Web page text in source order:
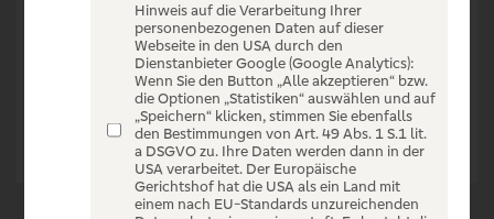
Zur Startseite
Hinweis auf die Verarbeitung Ihrer
personenbezogenen Daten auf dieser
Webseite in den USA durch den
Dienstanbieter Google (Google Analytics):
Wenn Sie den Button „Alle akzeptieren“ bzw.
die Optionen „Statistiken“ auswählen und auf
„Speichern“ klicken, stimmen Sie ebenfalls
den Bestimmungen von Art. 49 Abs. 1 S.1 lit.
a DSGVO zu. Ihre Daten werden dann in der
USA verarbeitet. Der Europäische
Gerichtshof hat die USA als ein Land mit
einem nach EU-Standards unzureichenden